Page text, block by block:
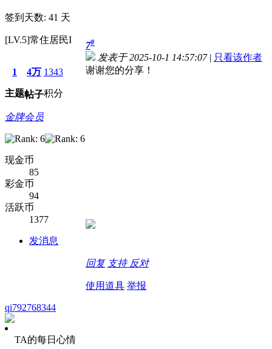
签到天数: 41 天
[LV.5]常住居民I
1
主题
4万
帖子
1343
积分
金牌会员
现金币
85
彩金币
94
活跃币
1377
发消息
7#
发表于 2025-10-1 14:57:07 | 只看该作者
谢谢您的分享！
回复 支持 反对
使用道具 举报
qi792768344
TA的每日心情